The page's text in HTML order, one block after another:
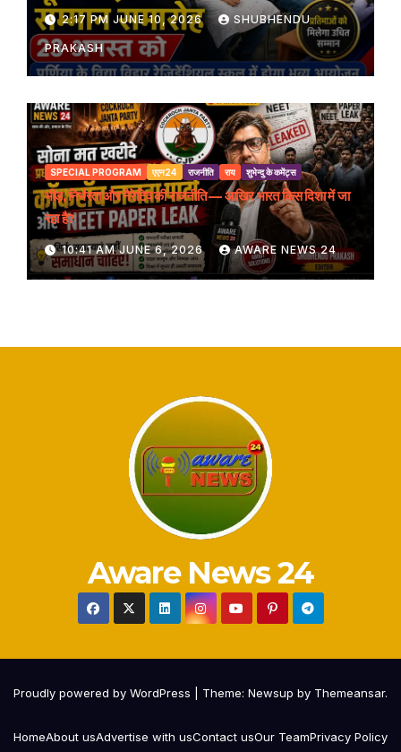
2:17 PM JUNE 10, 2026 SHUBHENDU
PRAKASH
SPECIAL PROGRAM एएन24 राजनीति राय शुभेन्दु के कमेंट्स
भीड़, निर्भरता और नैरेटिव की राजनीति — आखिर भारत किस दिशा में जा
रहा है?
10:41 AM JUNE 6, 2026 AWARE NEWS 24
Aware News 24
Proudly powered by WordPress Theme: Newsup by Themeansar.
HomeAbout usAdvertise with usContact usOur TeamPrivacy Policy